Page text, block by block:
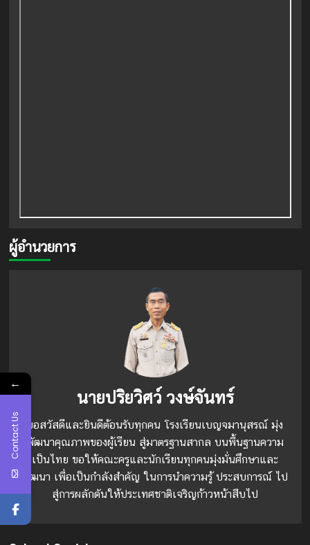
ผู้อำนวยการ
นายปริยวิศว์ วงษ์จันทร์
ขอสวัสดีและยินดีต้อนรับทุกคน โรงเรียนเบญจมานุสรณ์ มุ่ง
พัฒนาคุณภาพของผู้เรียน สู่มาตรฐานสากล บนพื้นฐานความ
เป็นไทย ขอให้คณะครูและนักเรียนทุกคนมุ่งมั่นศึกษาและ
พัฒนา เพื่อเป็นกำลังสำคัญ ในการนำความรู้ ประสบการณ์ ไป
สู่การผลักดันให้ประเทศชาติเจริญก้าวหน้าสืบไป
←
Contact Us